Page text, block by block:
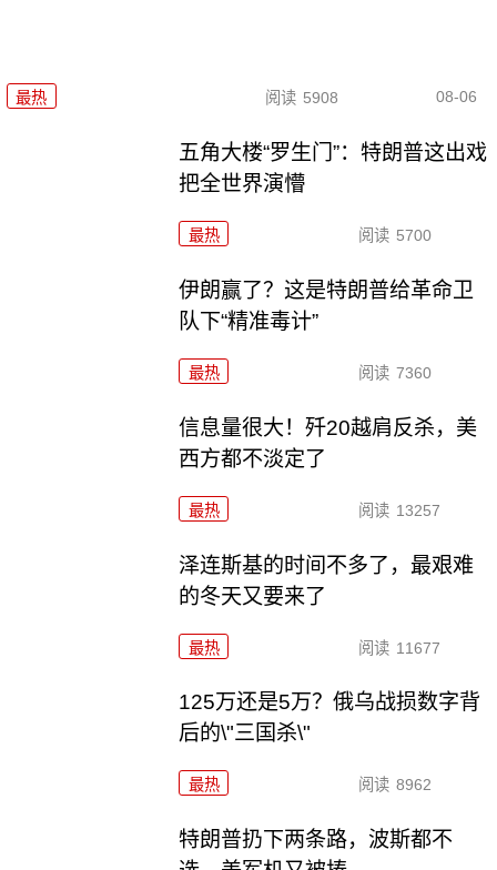
最热 阅读 5908 08-06
五角大楼“罗生门”：特朗普这出戏
把全世界演懵
最热 阅读 5700
伊朗赢了？这是特朗普给革命卫
队下“精准毒计”
最热 阅读 7360
信息量很大！歼20越肩反杀，美
西方都不淡定了
最热 阅读 13257
泽连斯基的时间不多了，最艰难
的冬天又要来了
最热 阅读 11677
125万还是5万？俄乌战损数字背
后的\"三国杀\"
最热 阅读 8962
特朗普扔下两条路，波斯都不